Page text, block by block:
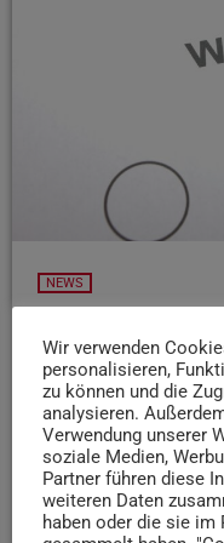
NEWS
In Trier-Süd ist es bei
gekommen. Wie der
fälschlicherweise
Berlin ausgegeben.
falsch ausgefüllt
hätten jedoch keine
gehabt.
Wir verwenden
personalisieren,
zu können und die
analysieren.
Verwendung unserer
soziale Medien,
Partner führen diese
weiteren Daten
haben oder die sie im